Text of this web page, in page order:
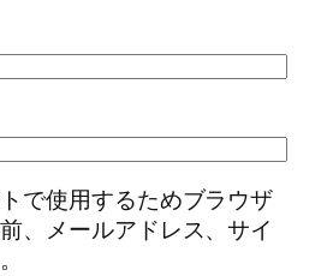
で使用するためブラウザ
、メールアドレス、サイ